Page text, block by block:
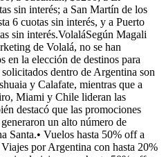
sin interés; a San Martín de los
6 cuotas sin interés, y a Puerto
sin interés.VolaláSegún Magali
de Volalá, no se han
en la elección de destinos para
dentro de Argentina son
y Calafate, mientras que a
Miami y Chile lideran las
destacó que las promociones
un alto número de
Santa.• Vuelos hasta 50% off a
por Argentina con hasta 20%